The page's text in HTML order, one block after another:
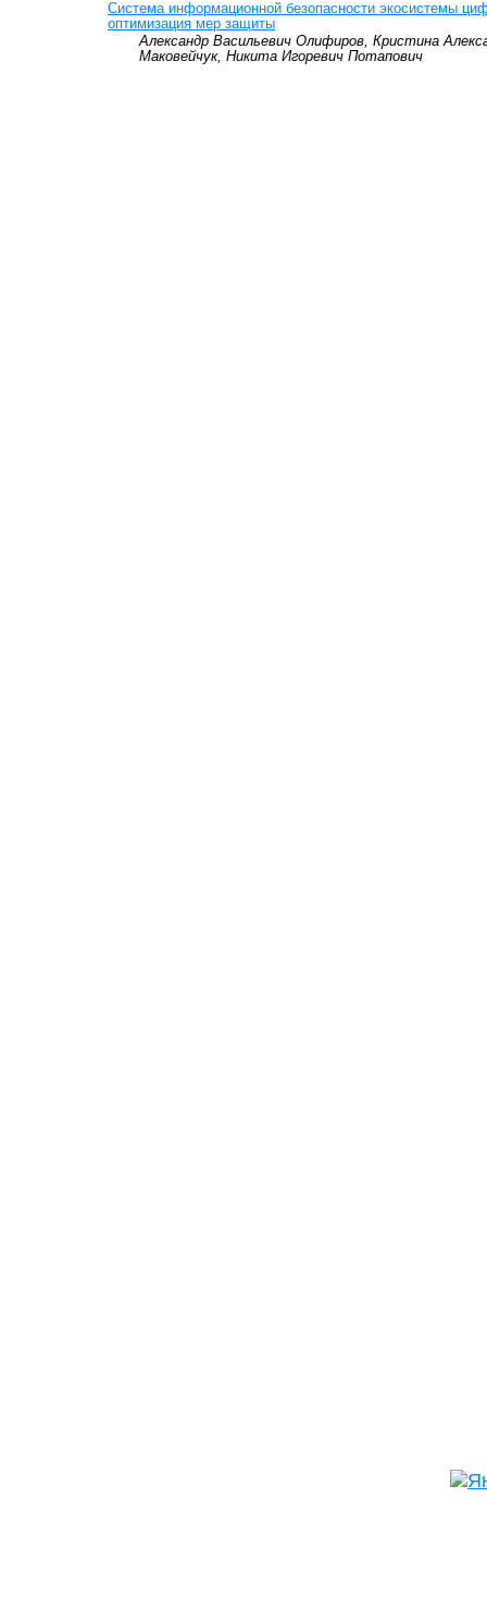
Система информационной безопасности экосистемы
оптимизация мер защиты
Александр Васильевич Олифиров, Кристина
Маковейчук, Никита Игоревич Потапович